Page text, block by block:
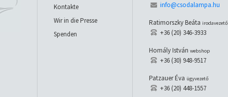
Kontakte
Wir in die Presse
Spenden
info@csodalampa.hu
Ratimorszky Beáta irodavezető
+36 (20) 346-3933
Homály Istvánwebshop
+36 (30) 948-9517
Patzauer Éva ügyvezető
+36 (20) 448-1557